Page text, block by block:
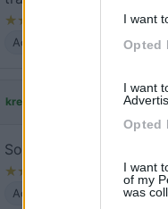
I want
Opted
I want
Opted
I want
of my
was
Accoglienza
kreos 3003 ha
Soltanto una parte di
Accessibilità